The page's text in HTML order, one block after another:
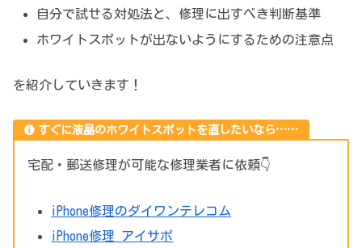
自分で試せる対処法と、修理に出すべき判断基準
ホワイトスポットが出ないようにするための注意点
を紹介していきます！
すぐに液晶のホワイトスポットを直したいなら……
宅配・郵送修理が可能な修理業者に依頼👇
iPhone修理のダイワンテレコム
iPhone修理 アイサポ